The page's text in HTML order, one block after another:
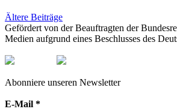
Ältere Beiträge
Gefördert von der Beauftragten der
Medien aufgrund eines Beschlusses des
Abonniere unseren Newsletter
E-Mail *